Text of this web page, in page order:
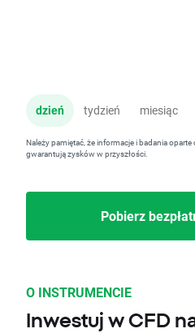
dzień tydzień miesiąc
Należy pamiętać, że informacje i badania
gwarantują zysków w przyszłości.
Pobierz
O INSTRUMENCIE
Inwestuj w CFD